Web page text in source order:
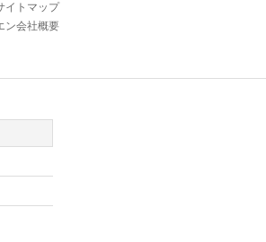
イトマップ
ン会社概要